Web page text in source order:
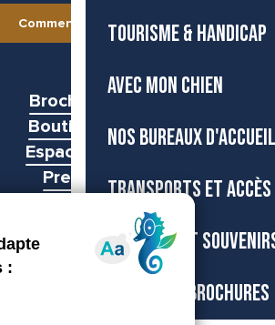
TOURISME & HANDICAP
AVEC MON CHIEN
NOS BUREAUX D'ACCUEIL
TRANSPORTS ET ACCÈS
BOUTIQUE ET
CARTES ET BROCHURES
Comment venir ?
Brochures
Boutiques
Espace pro
Presse